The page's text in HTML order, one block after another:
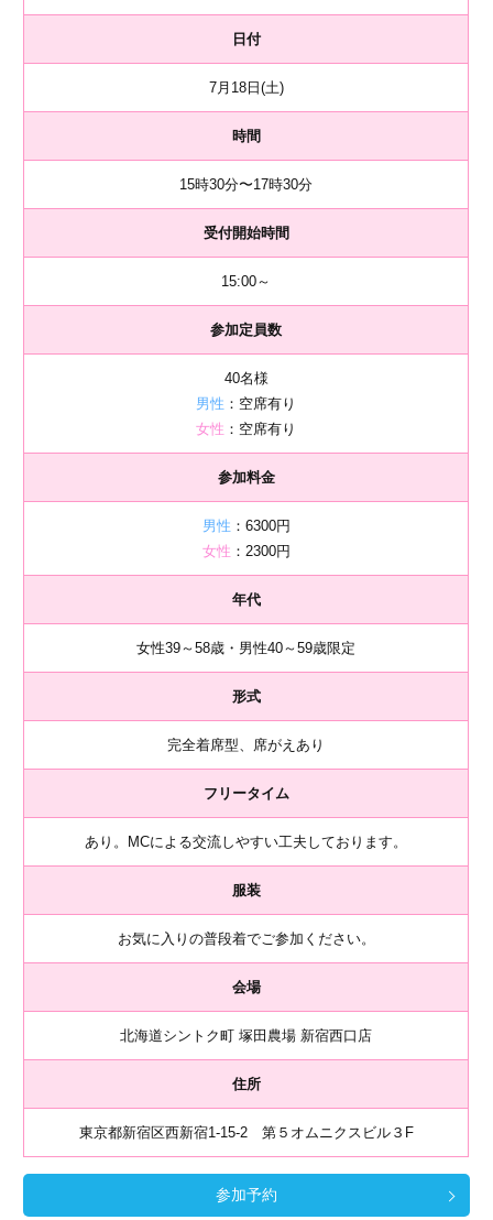
日付
7月18日(土)
時間
15時30分〜17時30分
受付開始時間
15:00～
参加定員数
40名様
男性 ：空席有り
女性 ：空席有り
参加料金
男性 ：6300円
女性 ：2300円
年代
女性39～58歳・男性40～59歳限定
形式
完全着席型、席がえあり
フリータイム
あり。MCによる交流しやすい工夫しております。
服装
お気に入りの普段着でご参加ください。
会場
北海道シントク町 塚田農場 新宿西口店
住所
東京都新宿区西新宿1-15-2 第５オムニクスビル３F
参加予約